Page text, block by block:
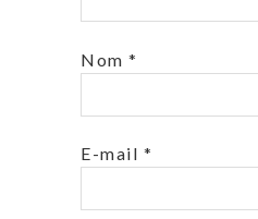
Nom *
E-mail *